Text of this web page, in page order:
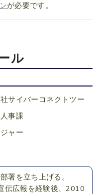
が必要です。
ル
サイバーコネクトツー
事課
ャー
署を立ち上げる。
伝広報を経験後、2010